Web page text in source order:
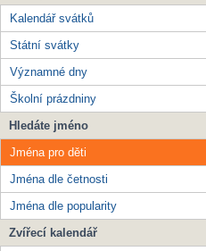
Kalendář svátků
Státní svátky
Významné dny
Školní prázdniny
Hledáte jméno
Jména pro děti
Jména dle četnosti
Jména dle popularity
Zvířecí kalendář